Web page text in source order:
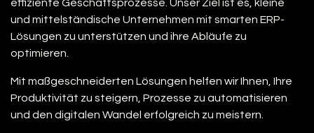
effiziente Geschäftsprozesse. Unser Ziel ist es, kleine
und mittelständische Unternehmen mit smarten ERP-
Lösungen zu unterstützen und ihre Abläufe zu
optimieren.
Mit maßgeschneiderten Lösungen helfen wir Ihnen, Ihre
Produktivität zu steigern, Prozesse zu automatisieren
und den digitalen Wandel erfolgreich zu meistern.